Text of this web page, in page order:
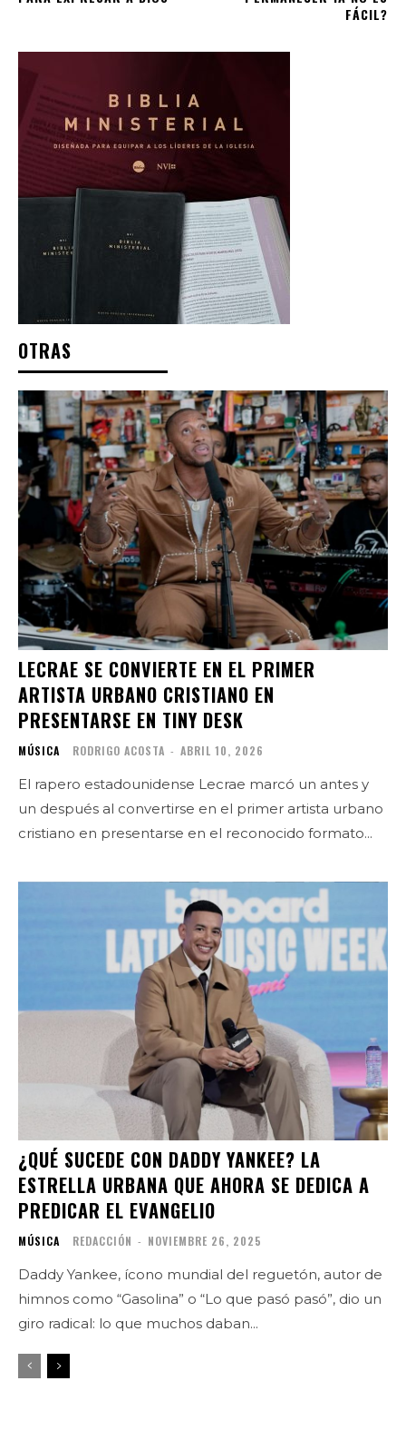
FÁCIL?
OTRAS
LECRAE SE CONVIERTE EN EL PRIMER
ARTISTA URBANO CRISTIANO EN
PRESENTARSE EN TINY DESK
MÚSICA RODRIGO ACOSTA - ABRIL 10, 2026
El rapero estadounidense Lecrae marcó un antes y
un después al convertirse en el primer artista urbano
cristiano en presentarse en el reconocido formato...
¿QUÉ SUCEDE CON DADDY YANKEE? LA
ESTRELLA URBANA QUE AHORA SE DEDICA A
PREDICAR EL EVANGELIO
MÚSICA REDACCIÓN - NOVIEMBRE 26, 2025
Daddy Yankee, ícono mundial del reguetón, autor de
himnos como “Gasolina” o “Lo que pasó pasó”, dio un
giro radical: lo que muchos daban...